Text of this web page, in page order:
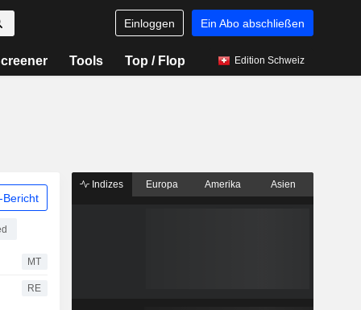
Einloggen Ein Abo abschließen
Tools Top / Flop Edition Schweiz
Bericht
MT
RE
Indizes Europa Amerika Asien